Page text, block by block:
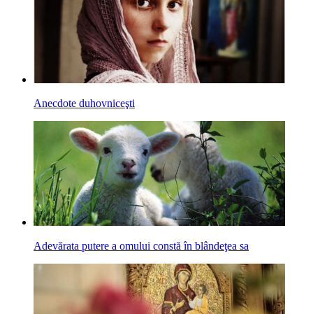
Anecdote duhovniceşti
Adevărata putere a omului constă în blândeţea sa